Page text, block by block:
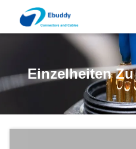
Einzelheiten